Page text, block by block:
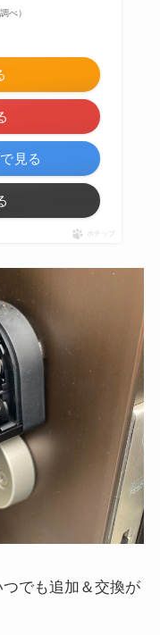
べ）
見る
ポチップ
でも追加＆交換が